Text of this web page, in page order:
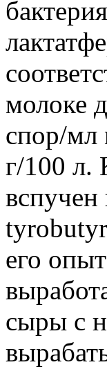
молоке
спор/мл
г/100 л.
его
сыры с